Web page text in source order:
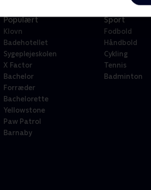
Populært
Klovn
Badehotellet
Sygeplejeskolen
X Factor
Bachelor
Forræder
Bachelorette
Yellowstone
Paw Patrol
Barnaby
Sport
Fodbold
Håndbold
Cykling
Tennis
Badminton